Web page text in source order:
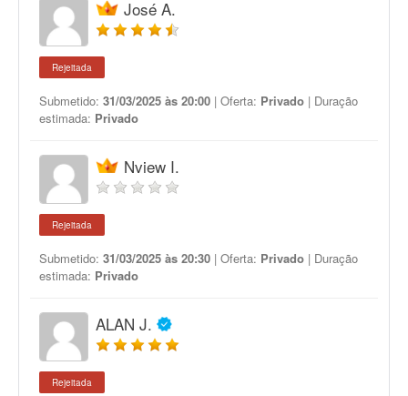
José A.
Rejeitada
Submetido: 31/03/2025 às 20:00 | Oferta: Privado | Duração
estimada: Privado
Nview I.
Rejeitada
Submetido: 31/03/2025 às 20:30 | Oferta: Privado | Duração
estimada: Privado
ALAN J.
Rejeitada